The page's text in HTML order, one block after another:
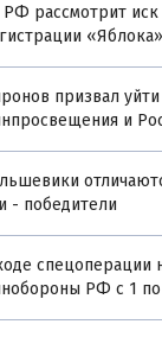
РФ рассмотрит иск
призвал уйти
и
- победители
спецоперации
РФ с 1 по